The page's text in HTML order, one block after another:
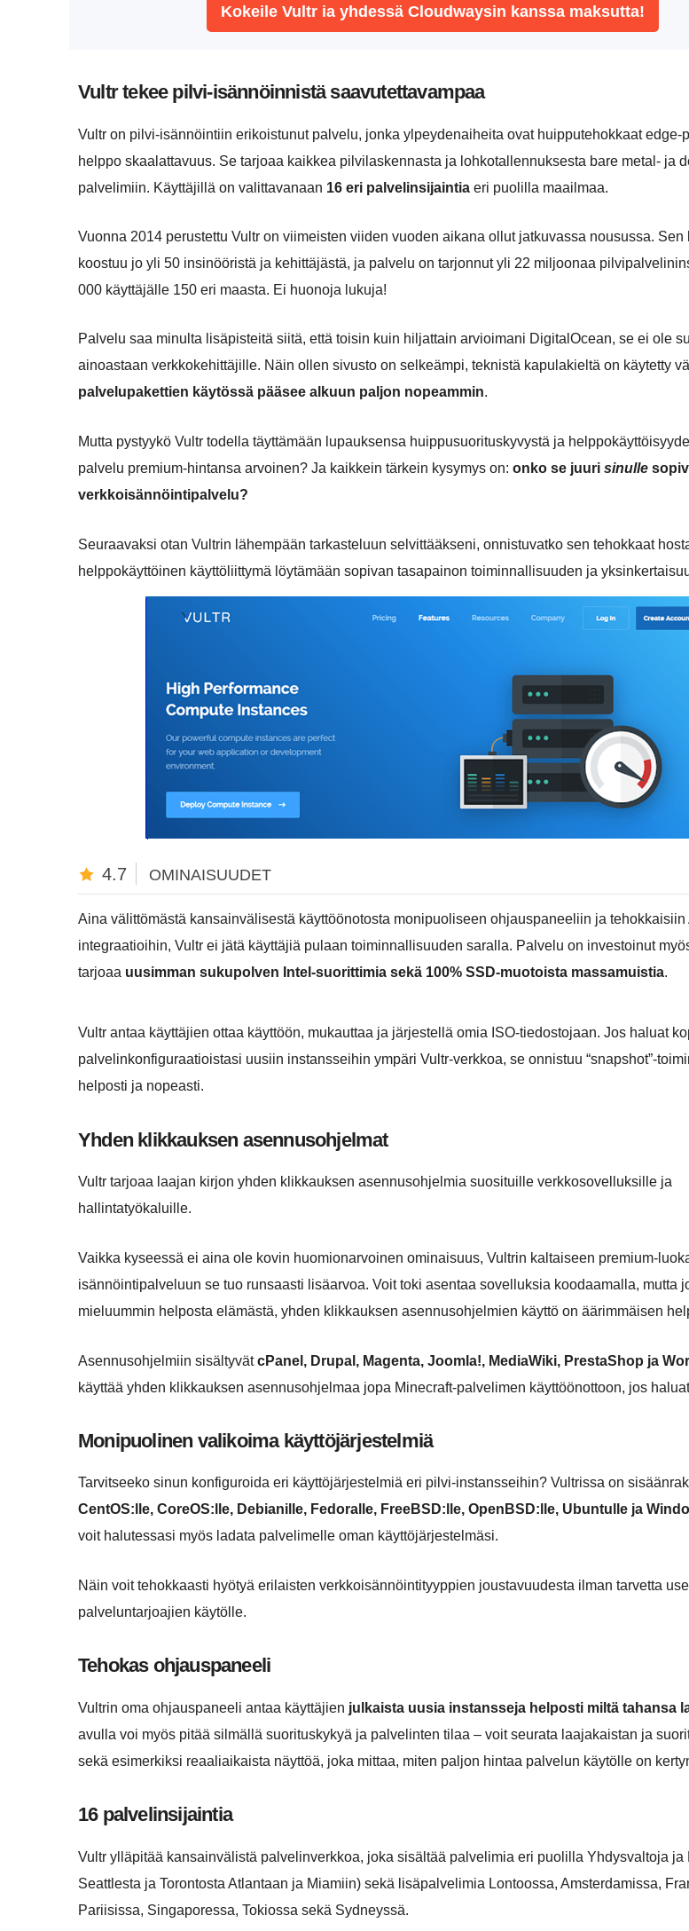
Kokeile Vultr ia yhdessä Cloudwaysin kanssa maksutta!
Vultr tekee pilvi-isännöinnistä saavutettavampaa
Vultr on pilvi-isännöintiin erikoistunut palvelu, jonka ylpeydenaiheita ovat huipputehokkaat edge-
helppo skaalattavuus. Se tarjoaa kaikkea pilvilaskennasta ja lohkotallennuksesta bare metal- ja
palvelimiin. Käyttäjillä on valittavanaan 16 eri palvelinsijaintia eri puolilla maailmaa.
Vuonna 2014 perustettu Vultr on viimeisten viiden vuoden aikana ollut jatkuvassa nousussa. Sen
koostuu jo yli 50 insinööristä ja kehittäjästä, ja palvelu on tarjonnut yli 22 miljoonaa
000 käyttäjälle 150 eri maasta. Ei huonoja lukuja!
Palvelu saa minulta lisäpisteitä siitä, että toisin kuin hiljattain arvioimani DigitalOcean, se ei ole
ainoastaan verkkokehittäjille. Näin ollen sivusto on selkeämpi, teknistä kapulakieltä on käytetty
palvelupakettien käytössä pääsee alkuun paljon nopeammin.
Mutta pystyykö Vultr todella täyttämään lupauksensa huippusuorituskyvystä ja
palvelu premium-hintansa arvoinen? Ja kaikkein tärkein kysymys on: onko se juuri sinulle
verkkoisännöintipalvelu?
Seuraavaksi otan Vultrin lähempään tarkasteluun selvittääkseni, onnistuvatko sen tehokkaat
helppokäyttöinen käyttöliittymä löytämään sopivan tasapainon toiminnallisuuden ja
4.7 OMINAISUUDET
Aina välittömästä kansainvälisestä käyttöönotosta monipuoliseen ohjauspaneeliin ja tehokkaisiin
integraatioihin, Vultr ei jätä käyttäjiä pulaan toiminnallisuuden saralla. Palvelu on investoinut
tarjoaa uusimman sukupolven Intel-suorittimia sekä 100% SSD-muotoista massamuistia.
Vultr antaa käyttäjien ottaa käyttöön, mukauttaa ja järjestellä omia ISO-tiedostojaan. Jos haluat
palvelinkonfiguraatioistasi uusiin instansseihin ympäri Vultr-verkkoa, se onnistuu “snapshot”-
helposti ja nopeasti.
Yhden klikkauksen asennusohjelmat
Vultr tarjoaa laajan kirjon yhden klikkauksen asennusohjelmia suosituille verkkosovelluksille ja
hallintatyökaluille.
Vaikka kyseessä ei aina ole kovin huomionarvoinen ominaisuus, Vultrin kaltaiseen premium-
isännöintipalveluun se tuo runsaasti lisäarvoa. Voit toki asentaa sovelluksia koodaamalla, mutta
mieluummin helposta elämästä, yhden klikkauksen asennusohjelmien käyttö on äärimmäisen
Asennusohjelmiin sisältyvätcPanel, Drupal, Magenta, Joomla!, MediaWiki, PrestaShop ja
käyttää yhden klikkauksen asennusohjelmaa jopa Minecraft-palvelimen käyttöönottoon, jos
Monipuolinen valikoima käyttöjärjestelmiä
Tarvitseeko sinun konfiguroida eri käyttöjärjestelmiä eri pilvi-instansseihin? Vultrissa on
CentOS:lle, CoreOS:lle, Debianille, Fedoralle, FreeBSD:lle, OpenBSD:lle, Ubuntulle ja
voit halutessasi myös ladata palvelimelle oman käyttöjärjestelmäsi.
Näin voit tehokkaasti hyötyä erilaisten verkkoisännöintityyppien joustavuudesta ilman tarvetta
palveluntarjoajien käytölle.
Tehokas ohjauspaneeli
Vultrin oma ohjauspaneeli antaa käyttäjien julkaista uusia instansseja helposti miltä tahansa
avulla voi myös pitää silmällä suorituskykyä ja palvelinten tilaa – voit seurata laajakaistan ja
sekä esimerkiksi reaaliaikaista näyttöä, joka mittaa, miten paljon hintaa palvelun käytölle on
16 palvelinsijaintia
Vultr ylläpitää kansainvälistä palvelinverkkoa, joka sisältää palvelimia eri puolilla Yhdysvaltoja ja
Seattlesta ja Torontosta Atlantaan ja Miamiin) sekä lisäpalvelimia Lontoossa, Amsterdamissa,
Pariisissa, Singaporessa, Tokiossa sekä Sydneyssä.